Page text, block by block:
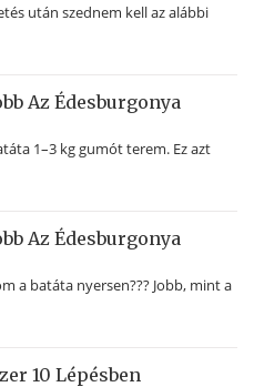
után szednem kell az alábbi
Az Édesburgonya
1–3 kg gumót terem. Ez azt
Az Édesburgonya
a batáta nyersen??? Jobb, mint a
10 Lépésben